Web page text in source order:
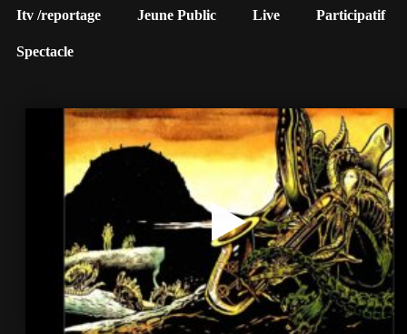
Itv /reportage Jeune Public Live Participatif
Spectacle